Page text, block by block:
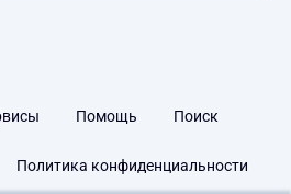
Помощь Поиск
Политика конфиденциальности